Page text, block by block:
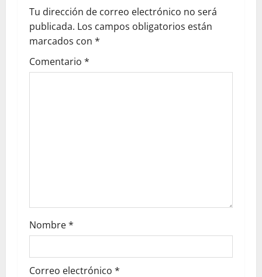
Tu dirección de correo electrónico no será
publicada. Los campos obligatorios están
marcados con *
Comentario *
Nombre*
Correo electrónico *